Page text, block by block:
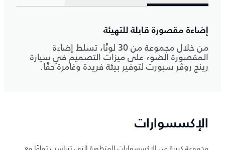
إضاءة مقصورة قابلة للتهيئة
من خلال مجموعة من 30 لونًا، تسلط إضاءة
المقصورة الضوء على ميزات التصميم في سيارة
رينج روڤر سبورت لتوفير بيئة فريدة وغامرة حقًا.
الإكسسوارات